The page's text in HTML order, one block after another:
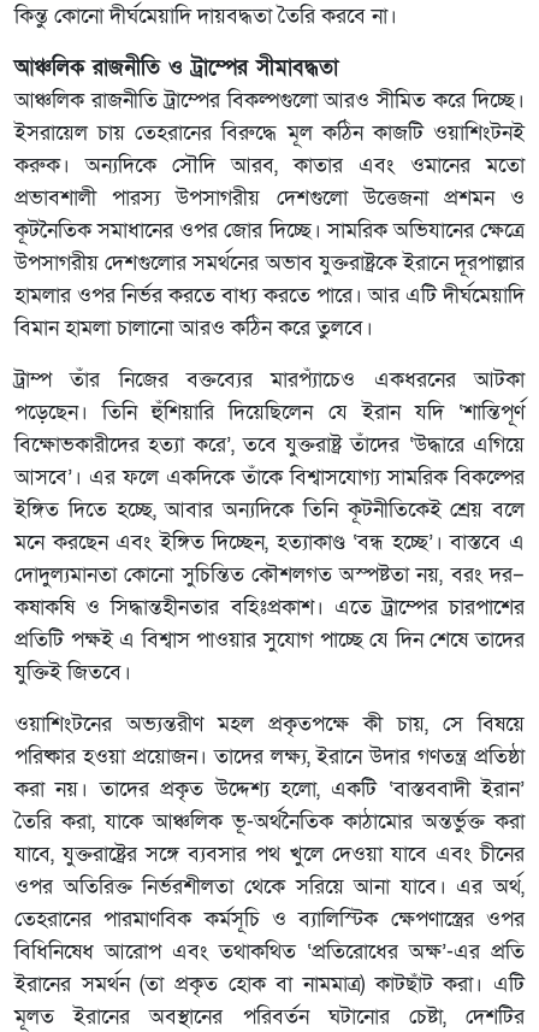
কিন্তু কোনো দীর্ঘমেয়াদি দায়বদ্ধতা তৈরি করবে না।
আঞ্চলিক রাজনীতি ও ট্রাম্পের সীমাবদ্ধতা
আঞ্চলিক রাজনীতি ট্রাম্পের বিকল্পগুলো আরও সীমিত করে দিচ্ছে।
ইসরায়েল চায় তেহরানের বিরুদ্ধে মূল কঠিন কাজটি ওয়াশিংটনই
করুক। অন্যদিকে সৌদি আরব, কাতার এবং ওমানের মতো
প্রভাবশালী পারস্য উপসাগরীয় দেশগুলো উত্তেজনা প্রশমন ও
কূটনৈতিক সমাধানের ওপর জোর দিচ্ছে। সামরিক অভিযানের ক্ষেত্রে
উপসাগরীয় দেশগুলোর সমর্থনের অভাব যুক্তরাষ্ট্রকে ইরানে দূরপাল্লার
হামলার ওপর নির্ভর করতে বাধ্য করতে পারে। আর এটি দীর্ঘমেয়াদি
বিমান হামলা চালানো আরও কঠিন করে তুলবে।
ট্রাম্প তাঁর নিজের বক্তব্যের মারপ্যাঁচেও একধরনের আটকা
পড়েছেন। তিনি হুঁশিয়ারি দিয়েছিলেন যে ইরান যদি ‘শান্তিপূর্ণ
বিক্ষোভকারীদের হত্যা করে’, তবে যুক্তরাষ্ট্র তাঁদের ‘উদ্ধারে এগিয়ে
আসবে’। এর ফলে একদিকে তাঁকে বিশ্বাসযোগ্য সামরিক বিকল্পের
ইঙ্গিত দিতে হচ্ছে, আবার অন্যদিকে তিনি কূটনীতিকেই শ্রেয় বলে
মনে করছেন এবং ইঙ্গিত দিচ্ছেন, হত্যাকাণ্ড ‘বন্ধ হচ্ছে’। বাস্তবে এ
দোদুল্যমানতা কোনো সুচিন্তিত কৌশলগত অস্পষ্টতা নয়, বরং দর–
কষাকষি ও সিদ্ধান্তহীনতার বহিঃপ্রকাশ। এতে ট্রাম্পের চারপাশের
প্রতিটি পক্ষই এ বিশ্বাস পাওয়ার সুযোগ পাচ্ছে যে দিন শেষে তাদের
যুক্তিই জিতবে।
ওয়াশিংটনের অভ্যন্তরীণ মহল প্রকৃতপক্ষে কী চায়, সে বিষয়ে
পরিষ্কার হওয়া প্রয়োজন। তাদের লক্ষ্য, ইরানে উদার গণতন্ত্র প্রতিষ্ঠা
করা নয়। তাদের প্রকৃত উদ্দেশ্য হলো, একটি ‘বাস্তববাদী ইরান’
তৈরি করা, যাকে আঞ্চলিক ভূ-অর্থনৈতিক কাঠামোর অন্তর্ভুক্ত করা
যাবে, যুক্তরাষ্ট্রের সঙ্গে ব্যবসার পথ খুলে দেওয়া যাবে এবং চীনের
ওপর অতিরিক্ত নির্ভরশীলতা থেকে সরিয়ে আনা যাবে। এর অর্থ,
তেহরানের পারমাণবিক কর্মসূচি ও ব্যালিস্টিক ক্ষেপণাস্ত্রের ওপর
বিধিনিষেধ আরোপ এবং তথাকথিত ‘প্রতিরোধের অক্ষ’-এর প্রতি
ইরানের সমর্থন (তা প্রকৃত হোক বা নামমাত্র) কাটছাঁট করা। এটি
মূলত ইরানের অবস্থানের পরিবর্তন ঘটানোর চেষ্টা, দেশটির